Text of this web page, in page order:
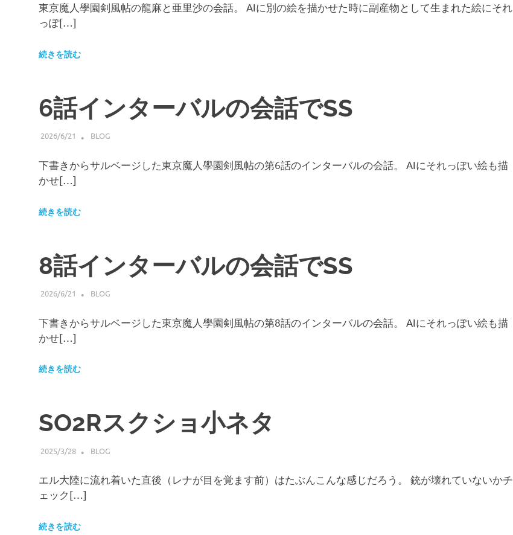
東京魔人學園剣風帖の龍麻と亜里沙の会話。 AIに別の絵を描かせた時に副産物として生まれた絵にそれ
っぽ[…]
続きを読む
6話インターバルの会話でSS
2026/6/21 HIROSERYO
BLOG
下書きからサルベージした東京魔人學園剣風帖の第6話のインターバルの会話。 AIにそれっぽい絵も描
かせ[…]
続きを読む
8話インターバルの会話でSS
2026/6/21 HIROSERYO
BLOG
下書きからサルベージした東京魔人學園剣風帖の第8話のインターバルの会話。 AIにそれっぽい絵も描
かせ[…]
続きを読む
SO2Rスクショ小ネタ
2025/3/28 HIROSERYO
BLOG
エル大陸に流れ着いた直後（レナが目を覚ます前）はたぶんこんな感じだろう。 銃が壊れていないかチ
ェック[…]
続きを読む